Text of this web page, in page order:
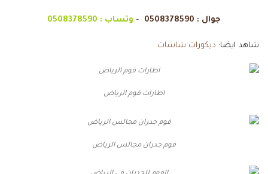
جوال : 0508378590
– وتساب : 0508378590
شاهد ايضا: ديكورات شاشات
اطارات فوم الرياض
فوم جدران مجالس الرياض